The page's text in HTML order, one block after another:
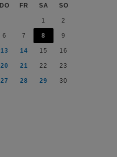
DO FR SA SO
1 2
6 7 8 9
13 14 15 16
20 21 22 23
27 28 29 30